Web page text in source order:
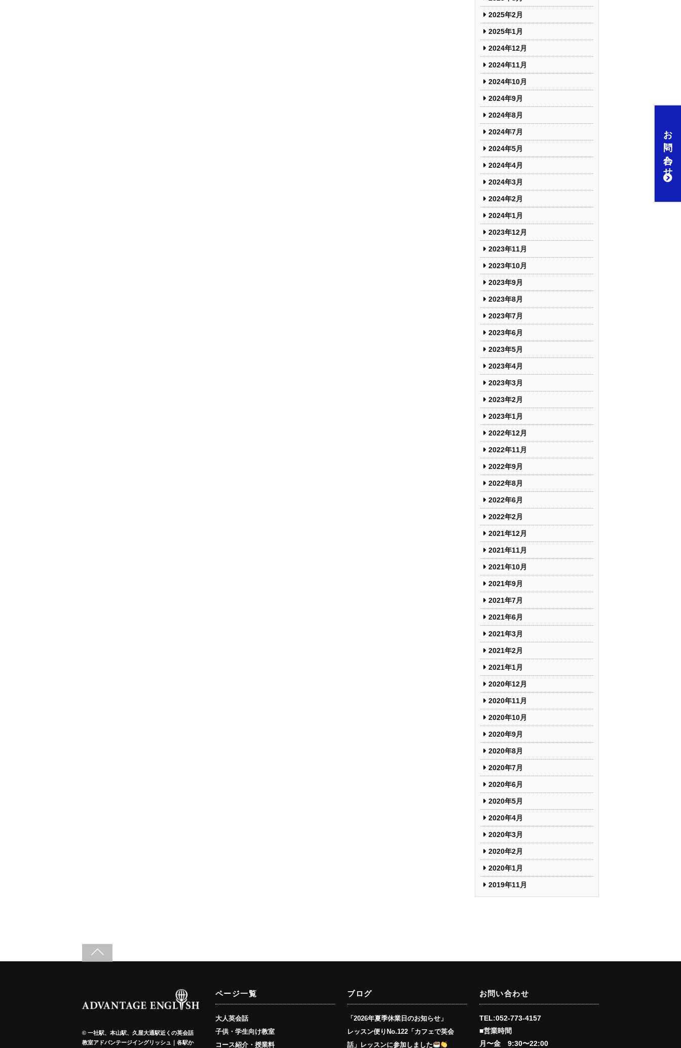
お問い合わせ
2025年2月
2025年1月
2024年12月
2024年11月
2024年10月
2024年9月
2024年8月
2024年7月
2024年5月
2024年4月
2024年3月
2024年2月
2024年1月
2023年12月
2023年11月
2023年10月
2023年9月
2023年8月
2023年7月
2023年6月
2023年5月
2023年4月
2023年3月
2023年2月
2023年1月
2022年12月
2022年11月
2022年9月
2022年8月
2022年6月
2022年2月
2021年12月
2021年11月
2021年10月
2021年9月
2021年7月
2021年6月
2021年3月
2021年2月
2021年1月
2020年12月
2020年11月
2020年10月
2020年9月
2020年8月
2020年7月
2020年6月
2020年5月
2020年4月
2020年3月
2020年2月
2020年1月
2019年11月
© 一社駅、本山駅、久屋大通駅近くの英会話
教室アドバンテージイングリッシュ｜各駅か
ページ一覧
大人英会話
子供・学生向け教室
コース紹介・授業料
ブログ
「2026年夏季休業日のお知らせ」
レッスン便りNo.122「カフェで英会
話」レッスンに参加しました
お問い合わせ
TEL:052-773-4157
■営業時間
月〜金 9:30〜22:00